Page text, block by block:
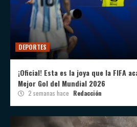
DEPORTES
¡Oficial! Esta es la joya que la FIFA
Mejor Gol del Mundial 2026
2 semanas hace Redacción